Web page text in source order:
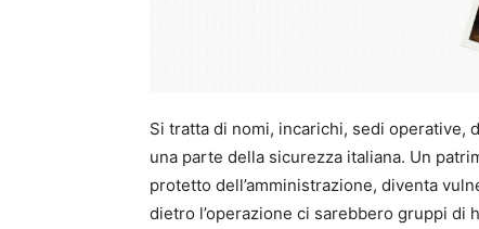
Si tratta di nomi, incarichi, sedi operative,
una parte della sicurezza italiana. Un
protetto dell’amministrazione, diventa
dietro l’operazione ci sarebbero gruppi di